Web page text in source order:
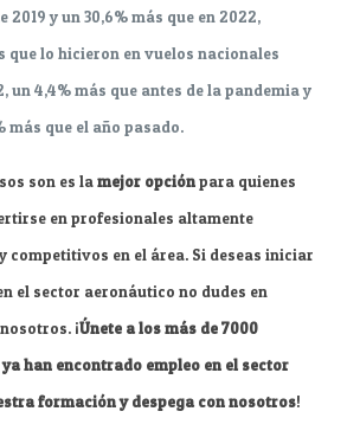
2019 y un 30,6% más que en 2022,
que lo hicieron en vuelos nacionales
un 4,4% más que antes de la pandemia y
más que el año pasado.
son es lamejor opciónpara quienes
en profesionales altamente
competitivos en el área. Si deseas iniciar
el sector aeronáutico no dudes en
¡Únete a los más de 7000
han encontrado empleo en el sector
formación y despega con nosotros!